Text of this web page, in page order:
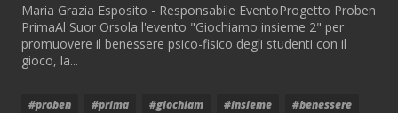
Maria Grazia Esposito - Responsabile EventoProgetto Proben
PrimaAl Suor Orsola l'evento "Giochiamo insieme 2" per
promuovere il benessere psico-fisico degli studenti con il
gioco, la...
#proben #prima #giochiam #insieme
#benessere